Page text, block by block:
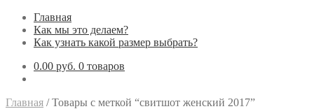
Главная
Как мы это делаем?
Как узнать какой размер выбрать?
0.00 руб. 0 товаров
Главная /Товары с меткой “свитшот женский 2017”